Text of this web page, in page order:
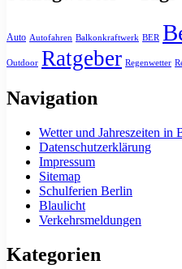
Auto Autofahren Balkonkraftwerk BER
Outdoor Ratgeber Regenwetter
Navigation
Wetter und Jahreszeiten in
Datenschutzerklärung
Impressum
Sitemap
Schulferien Berlin
Blaulicht
Verkehrsmeldungen
Kategorien